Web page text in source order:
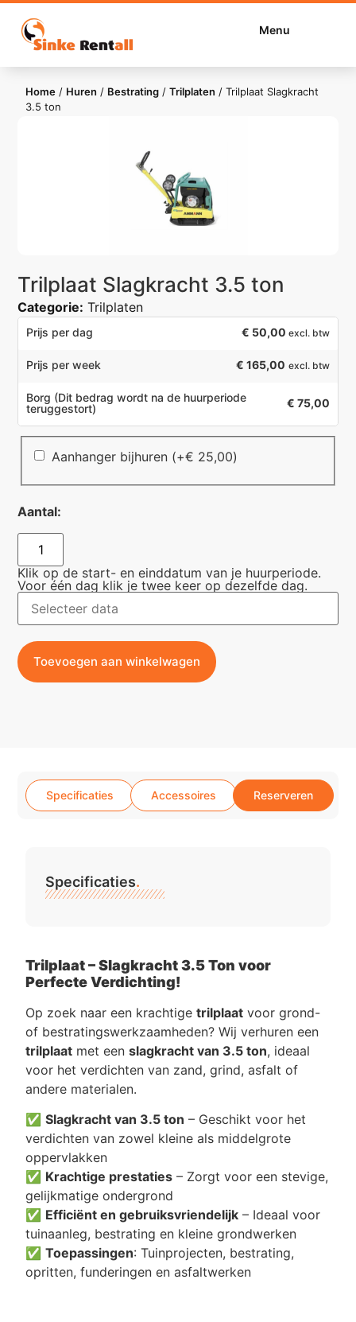
Menu
Home / Huren / Bestrating /Trilplaten /Trilplaat Slagkracht
3.5 ton
Trilplaat Slagkracht 3.5 ton
Categorie: Trilplaten
Prijs per dag € 50,00 excl. btw
Prijs per week € 165,00 excl. btw
Borg (Dit bedrag wordt na de huurperiode
teruggestort)
€ 75,00
Aanhanger bijhuren (+€ 25,00)
Aantal:
Klik op de start- en einddatum van je huurperiode.
Voor één dag klik je twee keer op dezelfde dag.
Toevoegen aan winkelwagen
Specificaties Accessoires Reserveren
Trilplaat – Slagkracht 3.5 Ton voor
Perfecte Verdichting!
Op zoek naar een krachtigetrilplaat voor grond-
of bestratingswerkzaamheden? Wij verhuren een
trilplaat met eenslagkracht van 3.5 ton, ideaal
voor het verdichten van zand, grind, asfalt of
andere materialen.
✅Slagkracht van 3.5 ton – Geschikt voor het
verdichten van zowel kleine als middelgrote
oppervlakken
✅ Krachtige prestaties – Zorgt voor een stevige,
gelijkmatige ondergrond
✅ Efficiënt en gebruiksvriendelijk – Ideaal voor
tuinaanleg, bestrating en kleine grondwerken
✅Toepassingen: Tuinprojecten, bestrating,
opritten, funderingen en asfaltwerken
Specificaties.